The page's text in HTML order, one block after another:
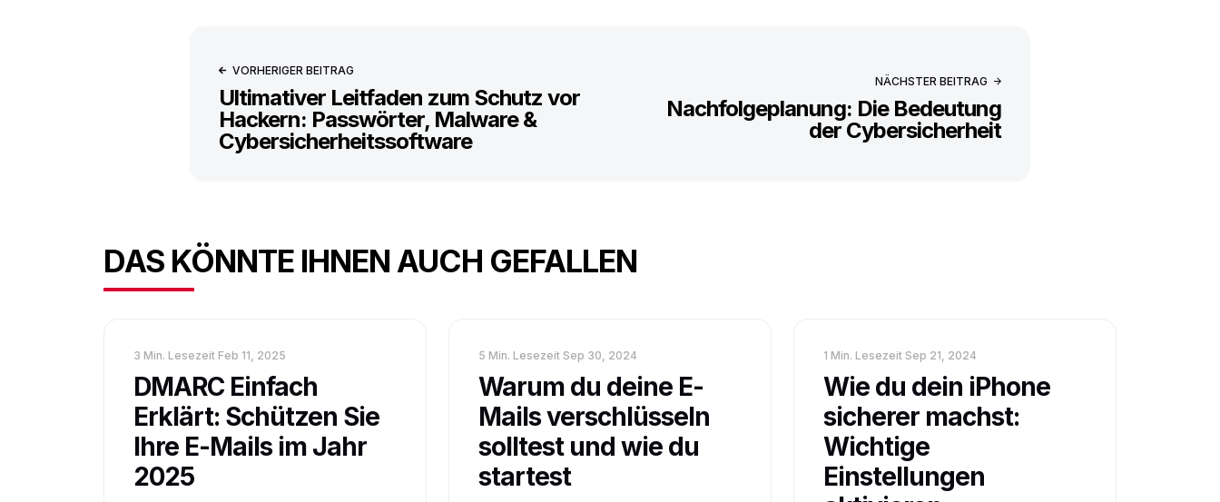
VORHERIGER BEITRAG
Ultimativer Leitfaden zum Schutz vor
Hackern: Passwörter, Malware &
Cybersicherheitssoftware
NÄCHSTER BEITRAG
Nachfolgeplanung: Die Bedeutung
der Cybersicherheit
DAS KÖNNTE IHNEN AUCH GEFALLEN
3 Min. Lesezeit Feb 11, 2025
DMARC Einfach
Erklärt: Schützen Sie
Ihre E-Mails im Jahr
2025
5 Min. Lesezeit Sep 30, 2024
Warum du deine E-
Mails verschlüsseln
solltest und wie du
startest
1 Min. Lesezeit Sep 21, 2024
Wie du dein iPhone
sicherer machst:
Wichtige
Einstellungen